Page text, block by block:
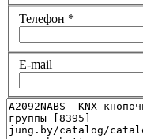
Телефон *
E-mail